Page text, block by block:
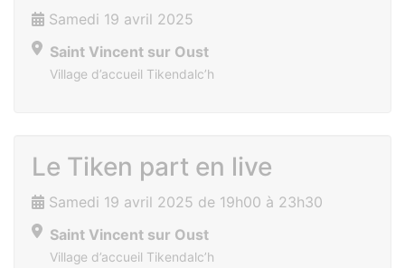
Samedi 19 avril 2025
Saint Vincent sur Oust
Village d’accueil Tikendalc’h
Le Tiken part en live
Samedi 19 avril 2025 de 19h00 à 23h30
Saint Vincent sur Oust
Village d’accueil Tikendalc’h